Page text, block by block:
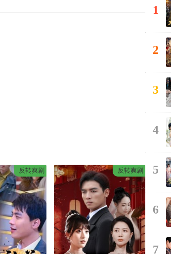
反转爽剧 反转爽剧
1
2
3
4
5
6
7